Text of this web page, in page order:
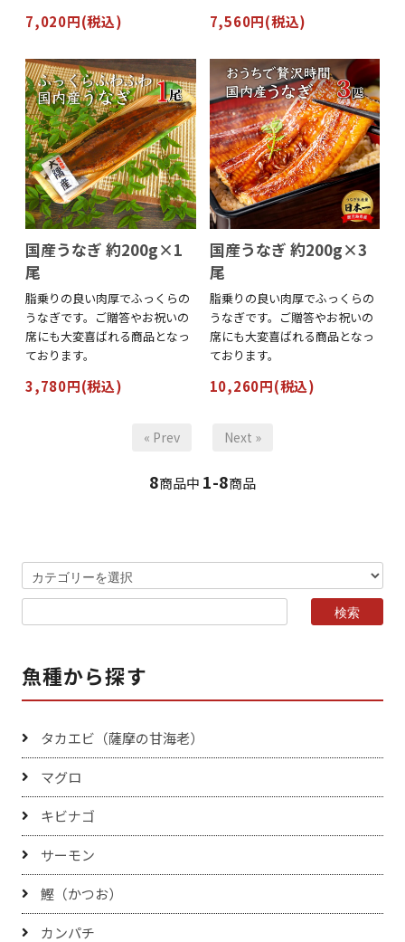
7,020円(税込) 7,560円(税込)
国産うなぎ 約200g×1
尾
脂乗りの良い肉厚でふっくらの
うなぎです。ご贈答やお祝いの
席にも大変喜ばれる商品となっ
ております。
3,780円(税込)
国産うなぎ 約200g×3
尾
脂乗りの良い肉厚でふっくらの
うなぎです。ご贈答やお祝いの
席にも大変喜ばれる商品となっ
ております。
10,260円(税込)
« Prev Next »
8商品中 1-8商品
魚種から探す
タカエビ（薩摩の甘海老）
マグロ
キビナゴ
サーモン
鰹（かつお）
カンパチ